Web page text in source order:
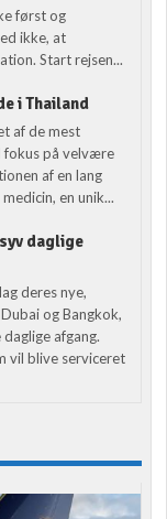
først og
ikke, at
Start rejsen...
i Thailand
af de mest
fokus på velvære
af en lang
en unik...
daglige
deres nye,
og Bangkok,
afgang.
vil blive serviceret